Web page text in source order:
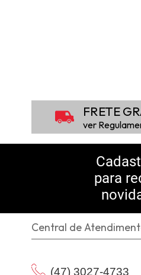
FRETE
ver
para
Central de
(47) 3027-4733